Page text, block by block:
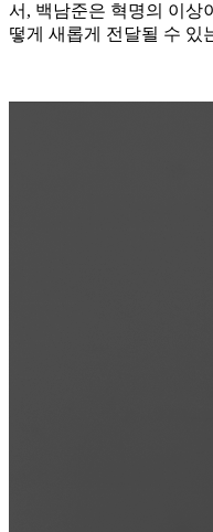
서, 백남준은 혁명의 이상
떻게 새롭게 전달될 수 있